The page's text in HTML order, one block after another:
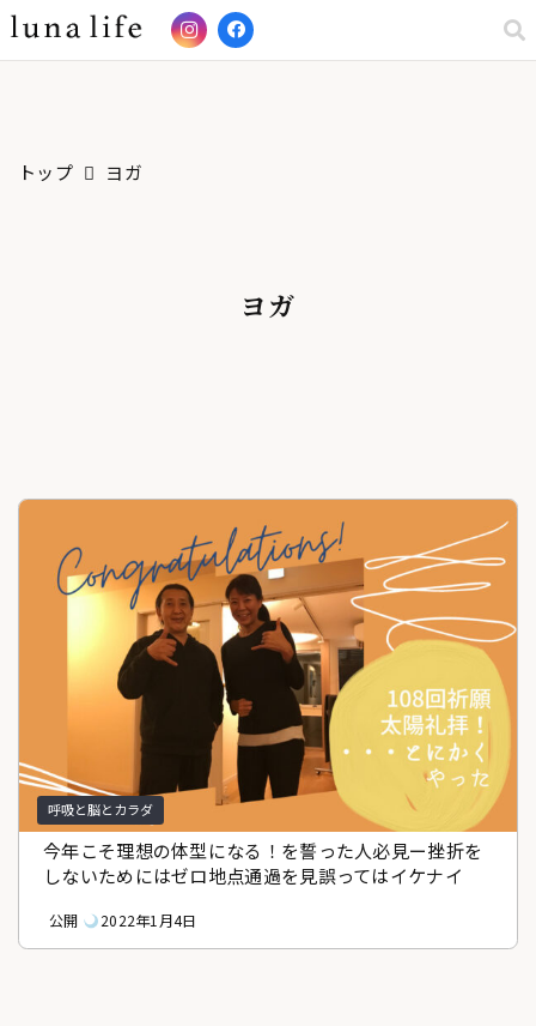
トップ ヨガ
ヨガ
呼吸と脳とカラダ
今年こそ理想の体型になる！を誓った人必見ー挫折を
しないためにはゼロ地点通過を見誤ってはイケナイ
公開 2022年1月4日